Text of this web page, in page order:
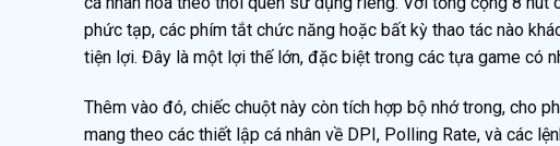
phức tạp, các phím tắt chức năng hoặc bất kỳ thao tác nào
tiện lợi. Đây là một lợi thế lớn, đặc biệt trong các tựa game có
Thêm vào đó, chiếc chuột này còn tích hợp bộ nhớ trong, cho
mang theo các thiết lập cá nhân về DPI, Polling Rate, và các